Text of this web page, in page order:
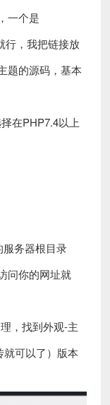
一个是
行，我把链接放
题的源码，基本
在PHP7.4以上
服务器根目录
问你的网址就
，找到外观-主
就可以了）版本